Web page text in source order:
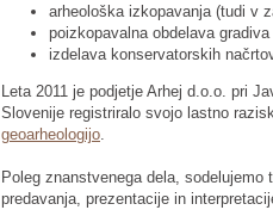
arheološka izkopavanja (tudi v
poizkopavalna obdelava
izdelava konservatorskih
Leta 2011 je podjetje Arhej d.o.o. pri
Slovenije registriralo svojo lastno
geoarheologijo.
Poleg znanstvenega dela,
predavanja, prezentacije in